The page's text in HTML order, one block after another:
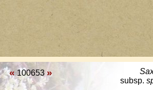
« 100653 »
subsp.